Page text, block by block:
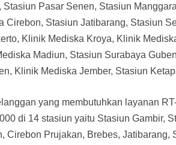
Stasiun Pasar Senen, Stasiun
Cirebon, Stasiun Jatibarang, Stasiun
Klinik Mediska Kroya, Klinik
Madiun, Stasiun Surabaya
Klinik Mediska Jember, Stasiun
yang membutuhkan layanan
di 14 stasiun yaitu Stasiun Gambir,
Cirebon Prujakan, Brebes, Jatibarang,